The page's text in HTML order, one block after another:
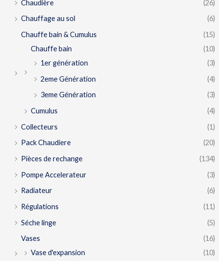
Chaudière
(26)
Chauffage au sol
(6)
Chauffe bain & Cumulus
(15)
Chauffe bain
(10)
1er génération
(3)
2eme Génération
(4)
3eme Génération
(3)
Cumulus
(4)
Collecteurs
(1)
Pack Chaudiere
(20)
Pièces de rechange
(134)
Pompe Accelerateur
(3)
Radiateur
(6)
Régulations
(11)
Séche linge
(5)
Vases
(16)
Vase d'expansion
(10)